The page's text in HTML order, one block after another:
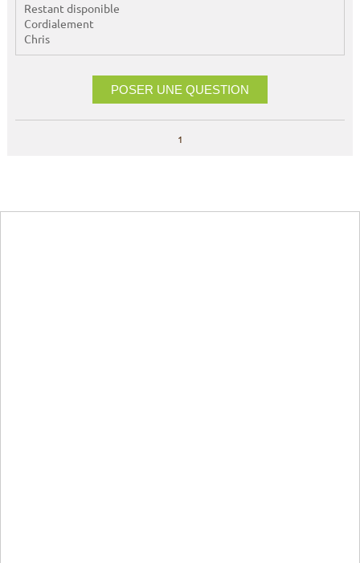
Restant disponible
Cordialement
Chris
POSER UNE QUESTION
1